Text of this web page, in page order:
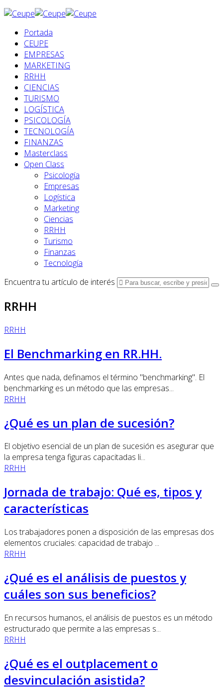
Portada
CEUPE
EMPRESAS
MARKETING
RRHH
CIENCIAS
TURISMO
LOGÍSTICA
PSICOLOGÍA
TECNOLOGÍA
FINANZAS
Masterclass
Open Class
Psicología
Empresas
Logística
Marketing
Ciencias
RRHH
Turismo
Finanzas
Tecnología
Encuentra tu artículo de interés
RRHH
RRHH
El Benchmarking en RR.HH.
Antes que nada, definamos el término "benchmarking". El
benchmarking es un método que las empresas...
RRHH
¿Qué es un plan de sucesión?
El objetivo esencial de un plan de sucesión es asegurar que
la empresa tenga figuras capacitadas li...
RRHH
Jornada de trabajo: Qué es, tipos y
características
Los trabajadores ponen a disposición de las empresas dos
elementos cruciales: capacidad de trabajo ...
RRHH
¿Qué es el análisis de puestos y
cuáles son sus beneficios?
En recursos humanos, el análisis de puestos es un método
estructurado que permite a las empresas s...
RRHH
¿Qué es el outplacement o
desvinculación asistida?